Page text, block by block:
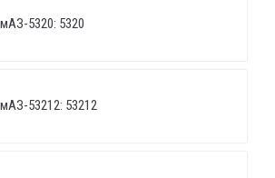
5320: 5320
53212: 53212